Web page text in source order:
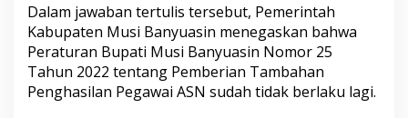
Dalam jawaban tertulis tersebut, Pemerintah
Kabupaten Musi Banyuasin menegaskan bahwa
Peraturan Bupati Musi Banyuasin Nomor 25
Tahun 2022 tentang Pemberian Tambahan
Penghasilan Pegawai ASN sudah tidak berlaku lagi.